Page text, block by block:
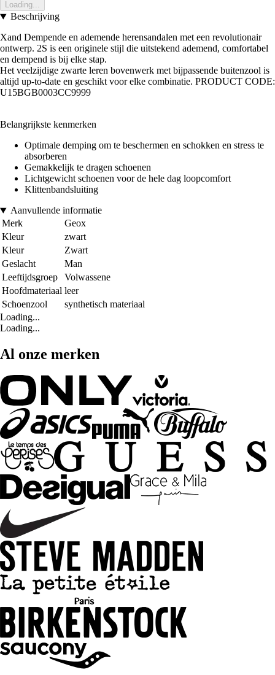
Loading...
Beschrijving
Xand Dempende en ademende herensandalen met een revolutionair
ontwerp. 2S is een originele stijl die uitstekend ademend, comfortabel
en dempend is bij elke stap.
Het veelzijdige zwarte leren bovenwerk met bijpassende buitenzool is
altijd up-to-date en geschikt voor elke combinatie. PRODUCT CODE:
U15BGB0003CC9999
Belangrijkste kenmerken
Optimale demping om te beschermen en schokken en stress te
absorberen
Gemakkelijk te dragen schoenen
Lichtgewicht schoenen voor de hele dag loopcomfort
Klittenbandsluiting
Aanvullende informatie
Merk
Geox
Kleur
zwart
Kleur
Zwart
Geslacht
Man
Leeftijdsgroep
Volwassene
Hoofdmateriaal leer
Schoenzool
synthetisch materiaal
Loading...
Loading...
Al onze merken